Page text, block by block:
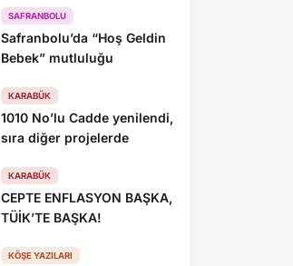
SAFRANBOLU
Safranbolu’da “Hoş Geldin
Bebek” mutluluğu
KARABÜK
1010 No’lu Cadde yenilendi,
sıra diğer projelerde
KARABÜK
CEPTE ENFLASYON BAŞKA,
TÜİK’TE BAŞKA!
KÖŞE YAZILARI